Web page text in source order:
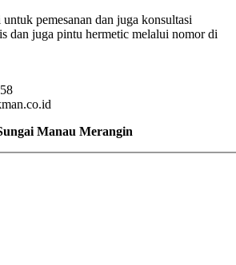
pemesanan dan juga konsultasi
dan juga pintu hermetic melalui nomor di
Manau Merangin